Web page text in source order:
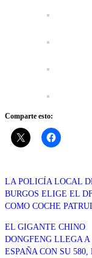
Comparte esto:
LA POLICÍA LOCAL
BURGOS ELIGE EL
COMO COCHE
EL GIGANTE CHINO
DONGFENG LLEGA A
ESPAÑA CON SU 580,